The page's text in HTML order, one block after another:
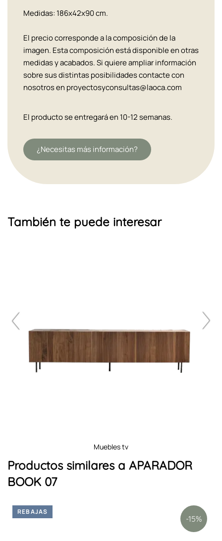
Medidas: 186x42x90 cm.
El precio corresponde a la composición de la
imagen. Esta composición está disponible en otras
medidas y acabados. Si quiere ampliar información
sobre sus distintas posibilidades contacte con
nosotros en proyectosyconsultas@laoca.com
El producto se entregará en 10-12 semanas.
¿Necesitas más información?
También te puede interesar
muebles tv
Productos similares a APARADOR
BOOK 07
-15%
REBAJAS